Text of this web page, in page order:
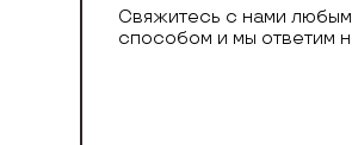
Свяжитесь с нами
способом и мы ответим